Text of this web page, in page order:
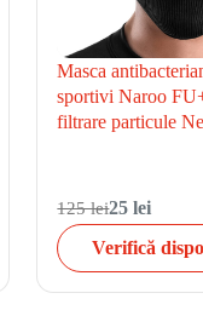
Masca
sportivi Naroo
filtrare particule
125 lei25 lei
Verifică